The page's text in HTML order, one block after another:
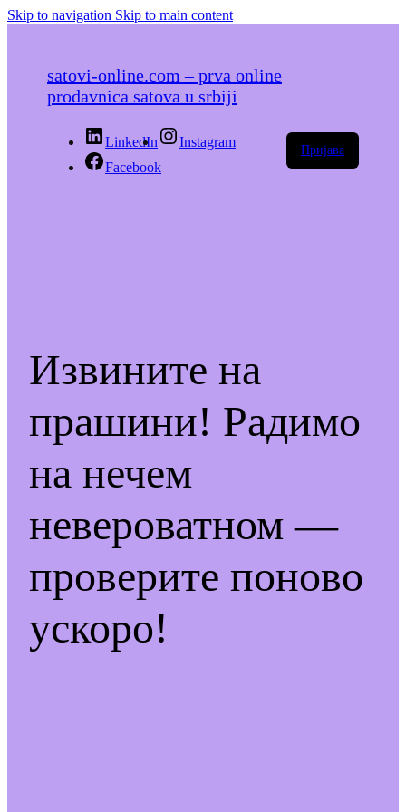
Skip to navigation Skip to main content
satovi-online.com – prva online
prodavnica satova u srbiji
LinkedIn
Instagram
Facebook
Пријава
Извините на
прашини! Радимо
на нечем
невероватном —
проверите поново
ускоро!